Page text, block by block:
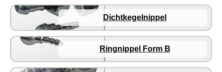
Dichtkegelnippel
Ringnippel Form B